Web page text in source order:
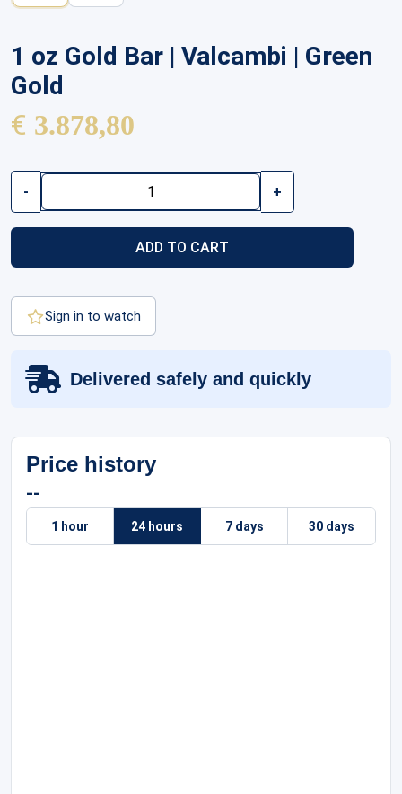
1 oz Gold Bar | Valcambi | Green
Gold
€ 3.878,80
-
1
Gold
Bar
Valcambi
Green
Gold
quantity
+
ADD TO CART
Sign in to watch
Delivered safely and quickly
Price history
--
1 hour 24 hours 7 days 30 days